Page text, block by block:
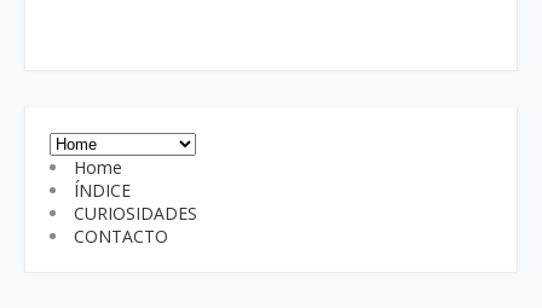
Home
ÍNDICE
CURIOSIDADES
CONTACTO